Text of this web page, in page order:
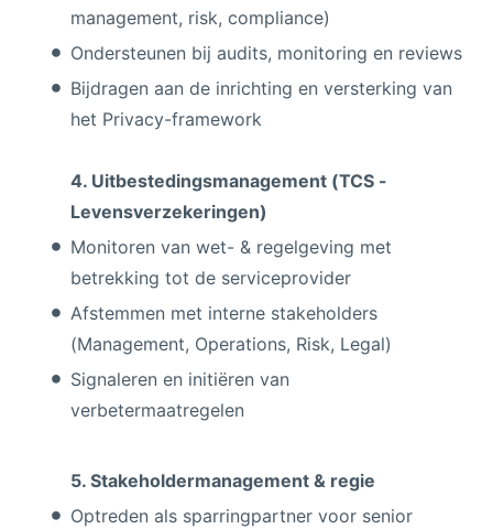
management, risk, compliance)
Ondersteunen bij audits, monitoring en reviews
Bijdragen aan de inrichting en versterking van
het Privacy-framework
4. Uitbestedingsmanagement (TCS -
Levensverzekeringen)
Monitoren van wet- & regelgeving met
betrekking tot de serviceprovider
Afstemmen met interne stakeholders
(Management, Operations, Risk, Legal)
Signaleren en initiëren van
verbetermaatregelen
5. Stakeholdermanagement & regie
Optreden als sparringpartner voor senior